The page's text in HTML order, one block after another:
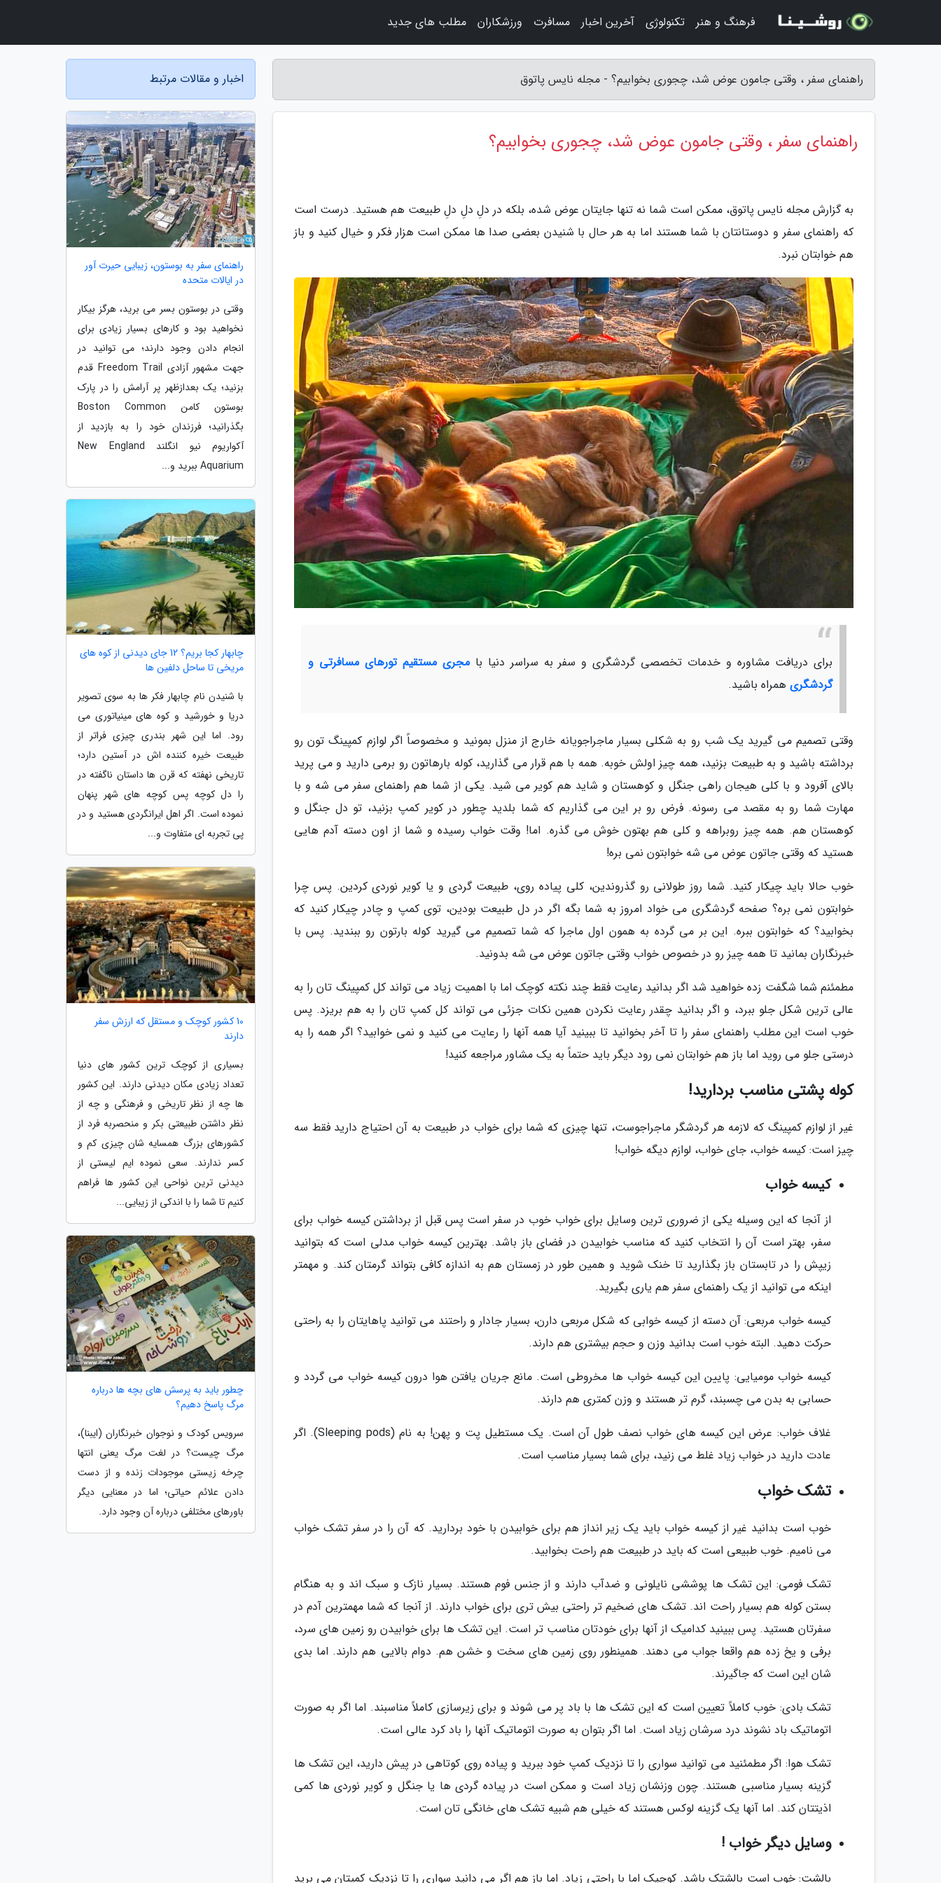
راهنمای سفر ، وقتی جامون عوض شد، چجوری بخوابیم؟ - مجله نایس پاتوق
راهنمای سفر ، وقتی جامون عوض شد، چجوری بخوابیم؟
به گزارش مجله نایس پاتوق، ممکن است شما نه تنها جایتان عوض شده، بلکه در دلِ دلِ دلِ طبیعت هم هستید. درست است
که راهنمای سفر و دوستانتان با شما هستند اما به هر حال با شنیدن بعضی صدا ها ممکن است هزار فکر و خیال کنید و باز
هم خوابتان نبرد.
برای دریافت مشاوره و خدمات تخصصی گردشگری و سفر به سراسر دنیا بامجری مستقیم تورهای مسافرتی و
گردشگری همراه باشید.
وقتی تصمیم می گیرید یک شب رو به شکلی بسیار ماجراجویانه خارج از منزل بمونید و مخصوصاً اگر لوازم کمپینگ تون رو
برداشته باشید و به طبیعت بزنید، همه چیز اولش خوبه. همه با هم قرار می گذارید، کوله بارهاتون رو برمی دارید و می پرید
بالای آفرود و با کلی هیجان راهی جنگل و کوهستان و شاید هم کویر می شید. یکی از شما هم راهنمای سفر می شه و با
مهارت شما رو به مقصد می رسونه. فرض رو بر این می گذاریم که شما بلدید چطور در کویر کمپ بزنید، تو دل جنگل و
کوهستان هم. همه چیز روبراهه و کلی هم بهتون خوش می گذره. اما! وقت خواب رسیده و شما از اون دسته آدم هایی
هستید که وقتی جاتون عوض می شه خوابتون نمی بره!
خوب حالا باید چیکار کنید. شما روز طولانی رو گذروندین، کلی پیاده روی، طبیعت گردی و یا کویر نوردی کردین. پس چرا
خوابتون نمی بره؟ صفحه گردشگری می خواد امروز به شما بگه اگر در دل طبیعت بودین، توی کمپ و چادر چیکار کنید که
بخوابید؟ که خوابتون ببره. این بر می گرده به همون اول ماجرا که شما تصمیم می گیرید کوله بارتون رو ببندید. پس با
خبرنگاران بمانید تا همه چیز رو در خصوص خواب وقتی جاتون عوض می شه بدونید.
مطمئنم شما شگفت زده خواهید شد اگر بدانید رعایت فقط چند نکته کوچک اما با اهمیت زیاد می تواند کل کمپینگ تان را به
عالی ترین شکل جلو ببرد، و اگر بدانید چقدر رعایت نکردن همین نکات جزئی می تواند کل کمپ تان را به هم بریزد. پس
خوب است این مطلب راهنمای سفر را تا آخر بخوانید تا ببینید آیا همه آنها را رعایت می کنید و نمی خوابید؟ اگر همه را به
درستی جلو می روید اما باز هم خوابتان نمی رود دیگر باید حتماً به یک مشاور مراجعه کنید!
کوله پشتی مناسب بردارید!
غیر از لوازم کمپینگ که لازمه هر گردشگر ماجراجوست، تنها چیزی که شما برای خواب در طبیعت به آن احتیاج دارید فقط سه
چیز است: کیسه خواب، جای خواب، لوازم دیگه خواب!
کیسه خواب
از آنجا که این وسیله یکی از ضروری ترین وسایل برای خواب خوب در سفر است پس قبل از برداشتن کیسه خواب برای
سفر، بهتر است آن را انتخاب کنید که مناسب خوابیدن در فضای باز باشد. بهترین کیسه خواب مدلی است که بتوانید
زیپش را در تابستان باز بگذارید تا خنک شوید و همین طور در زمستان هم به اندازه کافی بتواند گرمتان کند. و مهمتر
اینکه می توانید از یک راهنمای سفر هم یاری بگیرید.
کیسه خواب مربعی: آن دسته از کیسه خوابی که شکل مربعی دارن، بسیار جادار و راحتند می توانید پاهایتان را به راحتی
حرکت دهید. البته خوب است بدانید وزن و حجم بیشتری هم دارند.
کیسه خواب مومیایی: پایین این کیسه خواب ها مخروطی است. مانع جریان یافتن هوا درون کیسه خواب می گردد و
حسابی به بدن می چسبند، گرم تر هستند و وزن کمتری هم دارند.
غلاف خواب: عرض این کیسه های خواب نصف طول آن است. یک مستطیل پت و پهن! به نام (Sleeping pods). اگر
عادت دارید در خواب زیاد غلط می زنید، برای شما بسیار مناسب است.
تشک خواب
خوب است بدانید غیر از کیسه خواب باید یک زیر انداز هم برای خوابیدن با خود بردارید. که آن را در سفر تشک خواب
می نامیم. خوب طبیعی است که باید در طبیعت هم راحت بخوابید.
تشک فومی: این تشک ها پوششی نایلونی و ضدآب دارند و از جنس فوم هستند. بسیار نازک و سبک اند و به هنگام
بستن کوله هم بسیار راحت اند. تشک های ضخیم تر راحتی بیش تری برای خواب دارند. از آنجا که شما مهمترین آدم در
سفرتان هستید. پس ببینید کدامیک از آنها برای خودتان مناسب تر است. این تشک ها برای خوابیدن رو زمین های سرد،
برفی و یخ زده هم واقعا جواب می دهند. همینطور روی زمین های سخت و خشن هم. دوام بالایی هم دارند. اما بدی
شان این است که جاگیرند.
تشک بادی: خوب کاملاً تعیین است که این تشک ها با باد پر می شوند و برای زیرسازی کاملاً مناسبند. اما اگر به صورت
اتوماتیک باد نشوند درد سرشان زیاد است. اما اگر بتوان به صورت اتوماتیک آنها را باد کرد عالی است.
تشک هوا: اگر مطمئنید می توانید سواری را تا نزدیک کمپ خود ببرید و پیاده روی کوتاهی در پیش دارید، این تشک ها
گزینه بسیار مناسبی هستند. چون وزنشان زیاد است و ممکن است در پیاده گردی ها یا جنگل و کویر نوردی ها کمی
اذیتتان کند. اما آنها یک گزینه لوکس هستند که خیلی هم شبیه تشک های خانگی تان است.
وسایل دیگر خواب !
بالشت: خوب است بالشتک باشد. کوچیک اما با راحتی زیاد. اما باز هم اگر می دانید سواری را تا نزدیک کمپتان می برید
اخبار و مقالات مرتبط
راهنمای سفر به بوستون، زیبایی حیرت آور
در ایالات متحده
وقتی در بوستون بسر می برید، هرگز بیکار
نخواهید بود و کارهای بسیار زیادی برای
انجام دادن وجود دارند؛ می توانید در
جهت مشهور آزادی Freedom Trail قدم
بزنید؛ یک بعدازظهر پر آرامش را در پارک
بوستون کامن Boston Common
بگذرانید؛ فرزندان خود را به بازدید از
آکواریوم نیو انگلند New England
Aquarium ببرید و...
چابهار کجا بریم؟ 12 جای دیدنی از کوه های
مریخی تا ساحل دلفین ها
با شنیدن نام چابهار فکر ها به سوی تصویر
دریا و خورشید و کوه های مینیاتوری می
رود. اما این شهر بندری چیزی فراتر از
طبیعت خیره کننده اش در آستین دارد؛
تاریخی نهفته که قرن ها داستان ناگفته در
را دل کوچه پس کوچه های شهر پنهان
نموده است. اگر اهل ایرانگردی هستید و در
پی تجربه ای متفاوت و...
10 کشور کوچک و مستقل که ارزش سفر
دارند
بسیاری از کوچک ترین کشور های دنیا
تعداد زیادی مکان دیدنی دارند. این کشور
ها چه از نظر تاریخی و فرهنگی و چه از
نظر داشتن طبیعتی بکر و منحصربه فرد از
کشورهای بزرگ همسایه شان چیزی کم و
کسر ندارند. سعی نموده ایم لیستی از
دیدنی ترین نواحی این کشور ها فراهم
کنیم تا شما را با اندکی از زیبایی...
چطور باید به پرسش های بچه ها درباره
مرگ پاسخ دهیم؟
سرویس کودک و نوجوان خبرنگاران (ایبنا)،
مرگ چیست؟ در لغت مرگ یعنی انتها
چرخه زیستی موجودات زنده و از دست
دادن علائم حیاتی؛ اما در معنایی دیگر
باورهای مختلفی درباره آن وجود دارد.
فرهنگ و هنر تکنولوژی آخرین اخبار مسافرت ورزشکاران مطلب های جدید